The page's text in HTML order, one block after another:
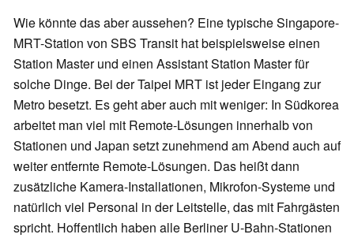
Wie könnte das aber aussehen? Eine typische Singapore-
MRT-Station von SBS Transit hat beispielsweise einen
Station Master und einen Assistant Station Master für
solche Dinge. Bei der Taipei MRT ist jeder Eingang zur
Metro besetzt. Es geht aber auch mit weniger: In Südkorea
arbeitet man viel mit Remote-Lösungen innerhalb von
Stationen und Japan setzt zunehmend am Abend auch auf
weiter entfernte Remote-Lösungen. Das heißt dann
zusätzliche Kamera-Installationen, Mikrofon-Systeme und
natürlich viel Personal in der Leitstelle, das mit Fahrgästen
spricht. Hoffentlich haben alle Berliner U-Bahn-Stationen